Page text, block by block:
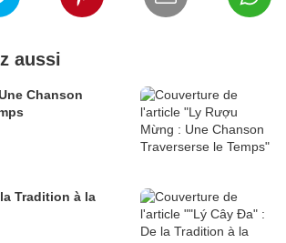
aussi
Chanson
Tradition à la